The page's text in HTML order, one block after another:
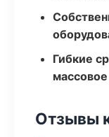
Гибкие
Отзывы